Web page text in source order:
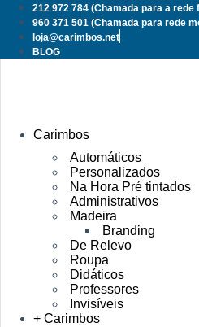
Pular
para
conteúdo
212 972 784 (Chamada para a rede
960 371 501 (Chamada para rede
loja@carimbos.net
BLOG
Carimbos
Automáticos
Personalizados
Na Hora Pré tintados
Administrativos
Madeira
Branding
De Relevo
Roupa
Didáticos
Professores
Invisíveis
+ Carimbos